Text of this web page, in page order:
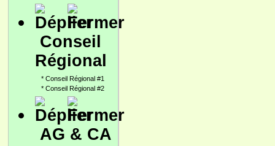
Conseil
Régional
* Conseil Régional #1
* Conseil Régional #2
AG & CA